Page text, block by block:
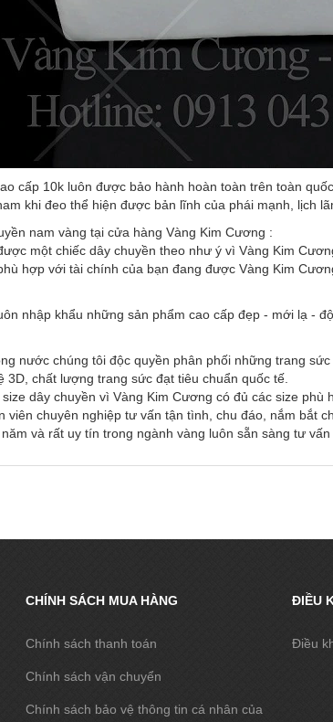
cấp 10k luôn được bảo hành hoàn toàn trên toàn
khi đeo thể hiện được bản lĩnh của phái mạnh, lịch
nam vàng tại cửa hàng Vàng Kim Cương :
một chiếc dây chuyền theo như ý vì Vàng Kim
hợp với tài chính của bạn đang được Vàng Kim
nhập khẩu những sản phẩm cao cấp đẹp - mới lạ -
nước chúng tôi độc quyền phân phối những trang
chất lượng trang sức đạt tiêu chuẩn quốc tế.
dây chuyền vì Vàng Kim Cương có đủ các size phù
viên chuyên nghiệp tư vấn tận tình, chu đáo, nắm bắt
và rất uy tín trong ngành vàng luôn sẵn sàng tư
CHÍNH SÁCH MUA HÀNG
Chính sách thanh toán
Chính sách vận chuyển
Chính sách bảo vệ thông tin cá nhân của
ĐIỀU
Điều